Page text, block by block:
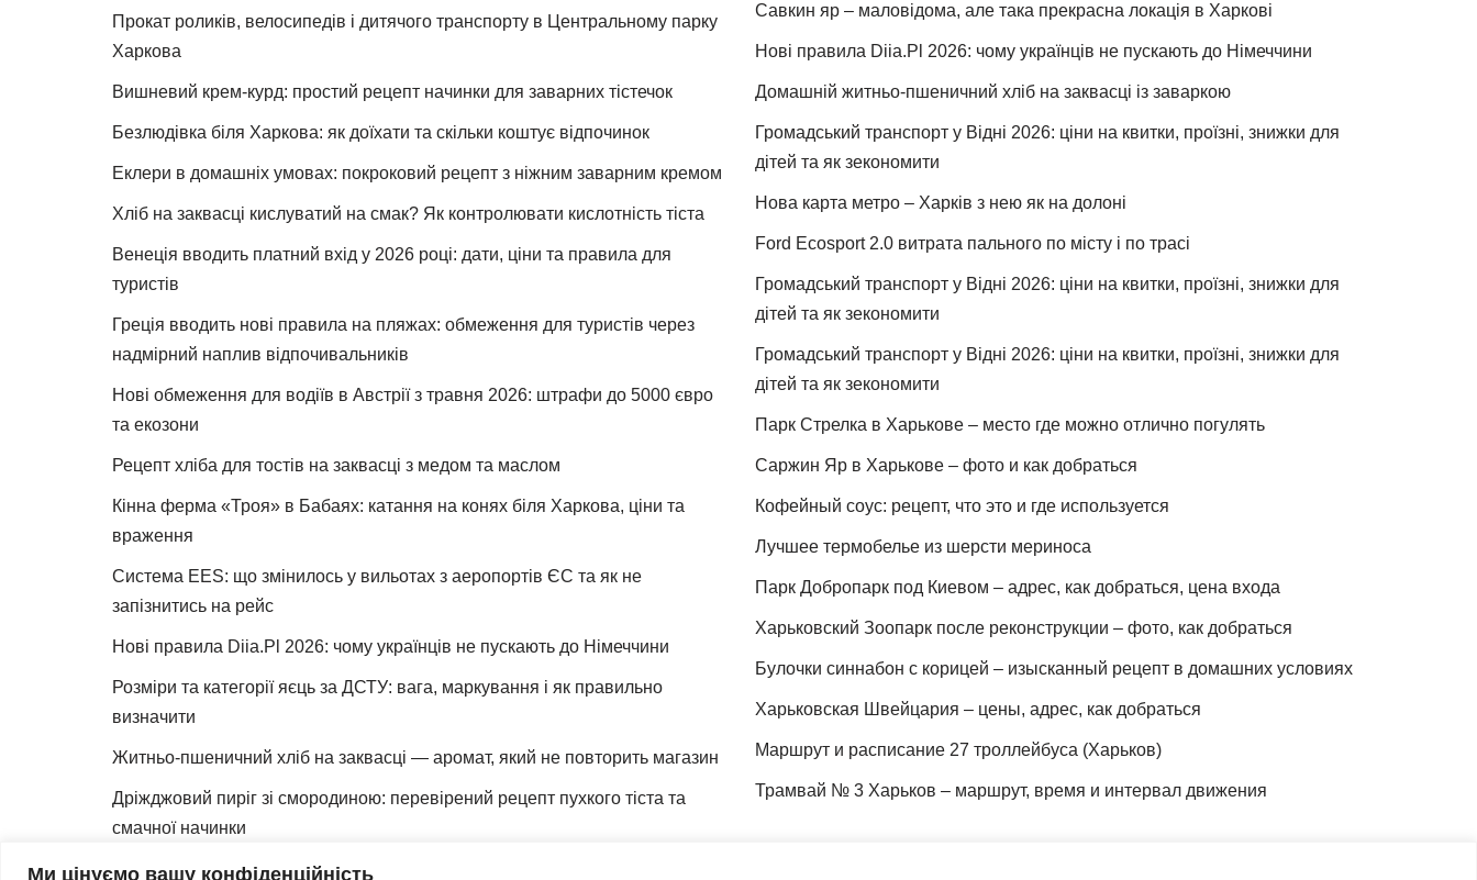
Ми цінуємо вашу конфіденційність
Прокат роликів, велосипедів і дитячого транспорту в Центральному парку
Харкова
Вишневий крем-курд: простий рецепт начинки для заварних тістечок
Безлюдівка біля Харкова: як доїхати та скільки коштує відпочинок
Еклери в домашніх умовах: покроковий рецепт з ніжним заварним кремом
Хліб на заквасці кислуватий на смак? Як контролювати кислотність тіста
Венеція вводить платний вхід у 2026 році: дати, ціни та правила для
туристів
Греція вводить нові правила на пляжах: обмеження для туристів через
надмірний наплив відпочивальників
Нові обмеження для водіїв в Австрії з травня 2026: штрафи до 5000 євро
та екозони
Рецепт хліба для тостів на заквасці з медом та маслом
Кінна ферма «Троя» в Бабаях: катання на конях біля Харкова, ціни та
враження
Система EES: що змінилось у вильотах з аеропортів ЄС та як не
запізнитись на рейс
Нові правила Diia.Pl 2026: чому українців не пускають до Німеччини
Розміри та категорії яєць за ДСТУ: вага, маркування і як правильно
визначити
Житньо-пшеничний хліб на заквасці — аромат, який не повторить магазин
Дріжджовий пиріг зі смородиною: перевірений рецепт пухкого тіста та
смачної начинки
Як зробити закваску для хліба вдома
Савкин яр – маловідома, але така прекрасна локація в Харкові
Нові правила Diia.Pl 2026: чому українців не пускають до Німеччини
Домашній житньо-пшеничний хліб на заквасці із заваркою
Громадський транспорт у Відні 2026: ціни на квитки, проїзні, знижки для
дітей та як зекономити
Нова карта метро – Харків з нею як на долоні
Ford Ecosport 2.0 витрата пального по місту і по трасі
Громадський транспорт у Відні 2026: ціни на квитки, проїзні, знижки для
дітей та як зекономити
Громадський транспорт у Відні 2026: ціни на квитки, проїзні, знижки для
дітей та як зекономити
Парк Стрелка в Харькове – место где можно отлично погулять
Саржин Яр в Харькове – фото и как добраться
Кофейный соус: рецепт, что это и где используется
Лучшее термобелье из шерсти мериноса
Парк Добропарк под Киевом – адрес, как добраться, цена входа
Харьковский Зоопарк после реконструкции – фото, как добраться
Булочки синнабон с корицей – изысканный рецепт в домашних условиях
Харьковская Швейцария – цены, адрес, как добраться
Маршрут и расписание 27 троллейбуса (Харьков)
Трамвай № 3 Харьков – маршрут, время и интервал движения